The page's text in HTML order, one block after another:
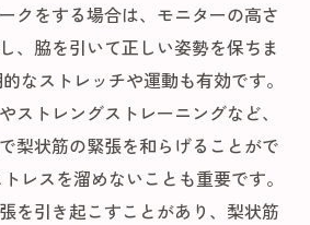
クをする場合は、モニターの高さ
、脇を引いて正しい姿勢を保ちま
なストレッチや運動も有効です。
ストレングストレーニングなど、
梨状筋の緊張を和らげることがで
レスを溜めないことも重要です。
を引き起こすことがあり、梨状筋